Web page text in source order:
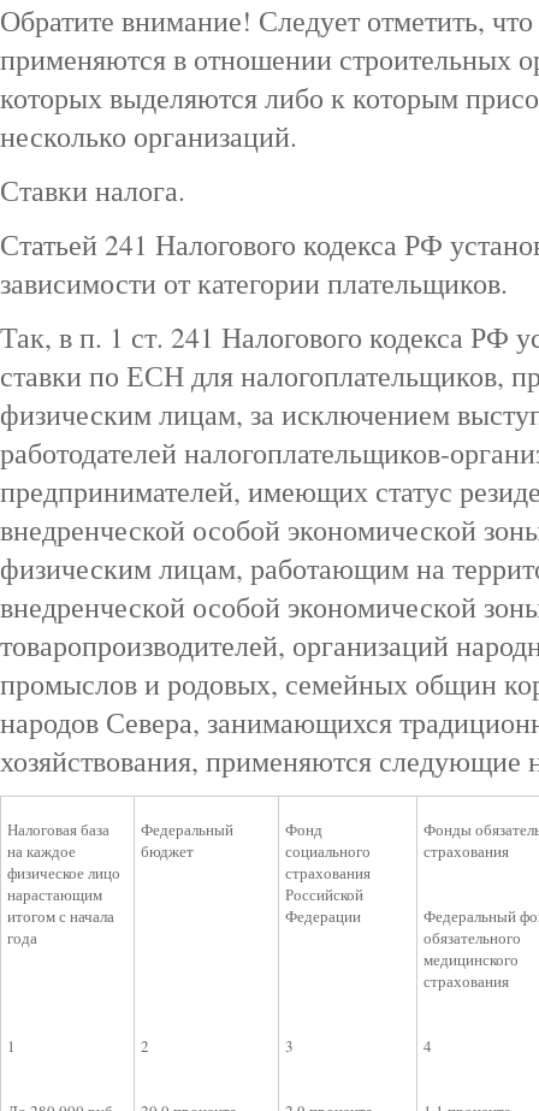
Обратите внимание! Следует отметить,
применяются в отношении строительных
которых выделяются либо к которым
несколько организаций.
Ставки налога.
Статьей 241 Налогового кодекса РФ
зависимости от категории плательщиков.
Так, в п. 1 ст. 241 Налогового кодекса РФ
ставки по ЕСН для налогоплательщиков,
физическим лицам, за исключением
работодателей налогоплательщиков-
предпринимателей, имеющих статус
внедренческой особой экономической
физическим лицам, работающим на
внедренческой особой экономической
товаропроизводителей, организаций
промыслов и родовых, семейных общин
народов Севера, занимающихся
хозяйствования, применяются следующие
Налоговая база
на каждое
физическое лицо
нарастающим
итогом с начала
года
Федеральный
бюджет
Фонд
социального
страхования
Российской
Федерации
Фонды
страхования
Федеральный
обязательного
медицинского
страхования
1 2 3 4